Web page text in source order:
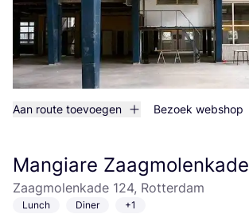
Aan route toevoegen Bezoek webshop
Mangiare Zaagmolenkade
Zaagmolenkade 124, Rotterdam
Lunch Diner +1